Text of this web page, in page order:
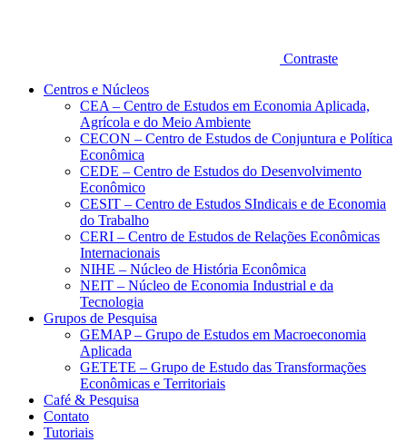
Contraste
Centros e Núcleos
CEA – Centro de Estudos em Economia Aplicada,
Agrícola e do Meio Ambiente
CECON – Centro de Estudos de Conjuntura e Política
Econômica
CEDE – Centro de Estudos do Desenvolvimento
Econômico
CESIT – Centro de Estudos SIndicais e de Economia
do Trabalho
CERI – Centro de Estudos de Relações Econômicas
Internacionais
NIHE – Núcleo de História Econômica
NEIT – Núcleo de Economia Industrial e da
Tecnologia
Grupos de Pesquisa
GEMAP – Grupo de Estudos em Macroeconomia
Aplicada
GETETE – Grupo de Estudo das Transformações
Econômicas e Territoriais
Café & Pesquisa
Contato
Tutoriais